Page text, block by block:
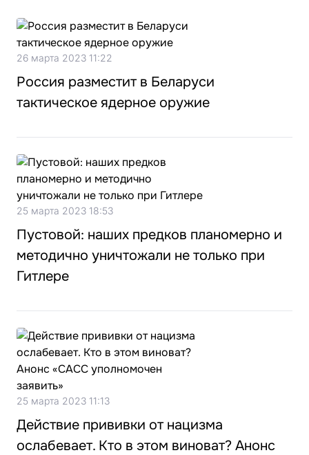
26 марта 2023 11:22
Россия разместит в Беларуси
тактическое ядерное оружие
25 марта 2023 18:53
Пустовой: наших предков планомерно и
методично уничтожали не только при
Гитлере
25 марта 2023 11:13
Действие прививки от нацизма
ослабевает. Кто в этом виноват? Анонс